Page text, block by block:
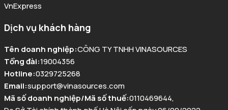
VnExpress
Dịch vụ khách hàng
Tên doanh nghiệp:CÔNG TY TNHH VINASOURCES
Tổng đài:19004356
Hotline:0329725268
Email:support@vinasources.com
Mã số doanh nghiệp/Mã số thuế:0110469644,